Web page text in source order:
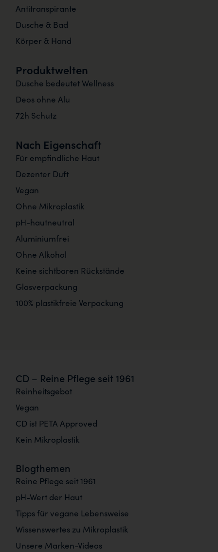
Antitranspirante
Dusche & Bad
Körper & Hand
Produktwelten
Dusche bedeutet Wellness
Deos ohne Alu
72h Schutz
Nach Eigenschaft
Für empfindliche Haut
Dezenter Duft
Vegan
Ohne Mikroplastik
pH-hautneutral
Aluminiumfrei
Ohne Alkohol
Keine sichtbaren Rückstände
Glasverpackung
100% plastikfreie Verpackung
CD – Reine Pflege seit 1961
Reinheitsgebot
Vegan
CD ist PETA Approved
Kein Mikroplastik
Blogthemen
Reine Pflege seit 1961
pH-Wert der Haut
Tipps für vegane Lebensweise
Wissenswertes zu Mikroplastik
Unsere Marken-Videos